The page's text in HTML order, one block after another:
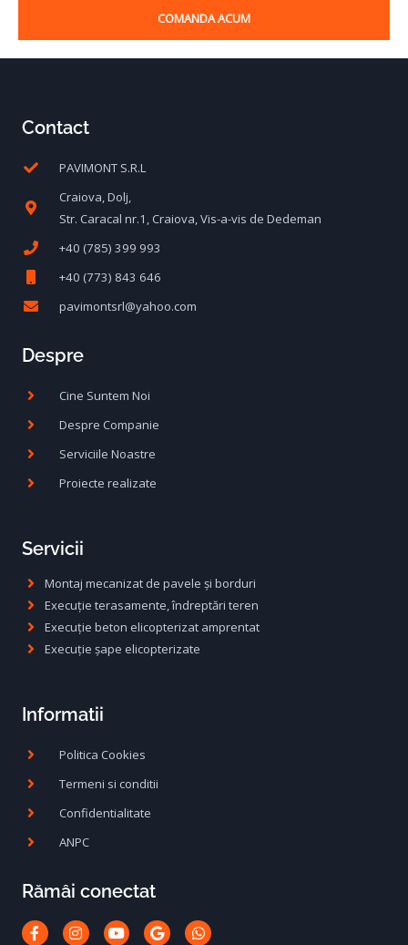
COMANDA ACUM
Contact
PAVIMONT S.R.L
Craiova, Dolj,
Str. Caracal nr.1, Craiova, Vis-a-vis de Dedeman
+40 (785) 399 993
+40 (773) 843 646
pavimontsrl@yahoo.com
Despre
Cine Suntem Noi
Despre Companie
Serviciile Noastre
Proiecte realizate
Servicii
Montaj mecanizat de pavele și borduri
Execuție terasamente, îndreptări teren
Execuție beton elicopterizat amprentat
Execuție șape elicopterizate
Informatii
Politica Cookies
Termeni si conditii
Confidentialitate
ANPC
Rămâi conectat
Facebook-Instagram
YoutubeGoogleWhatsapp